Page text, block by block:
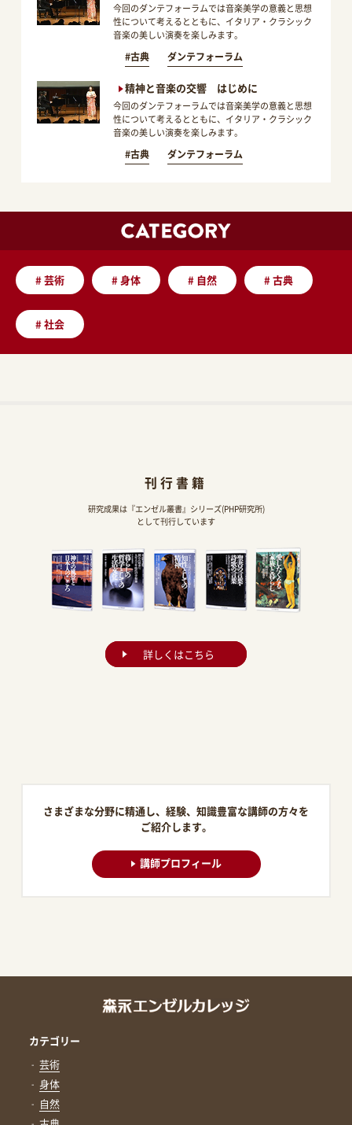
今回のダンテフォーラムでは音楽美学の意義と思想
性について考えるとともに、イタリア・クラシック
音楽の美しい演奏を楽しみます。
#古典 ダンテフォーラム
精神と音楽の交響 はじめに
今回のダンテフォーラムでは音楽美学の意義と思想
性について考えるとともに、イタリア・クラシック
音楽の美しい演奏を楽しみます。
#古典 ダンテフォーラム
#芸術 #身体 # 自然 #古典
#社会
刊行書籍
研究成果は『エンゼル叢書』シリーズ(PHP研究所)
として刊行しています
詳しくはこちら
さまざまな分野に精通し、経験、知識豊富な講師の方々を
ご紹介します。
講師プロフィール
カテゴリー
芸術
身体
自然